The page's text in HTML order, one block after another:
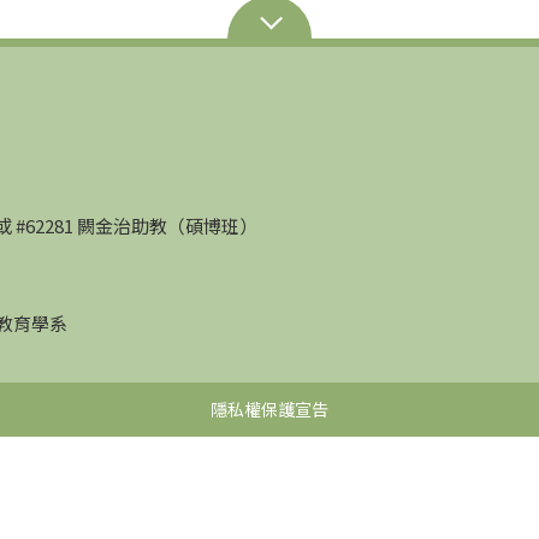
#62281 闕金治助教（碩博班）
育學系
隱私權保護宣告